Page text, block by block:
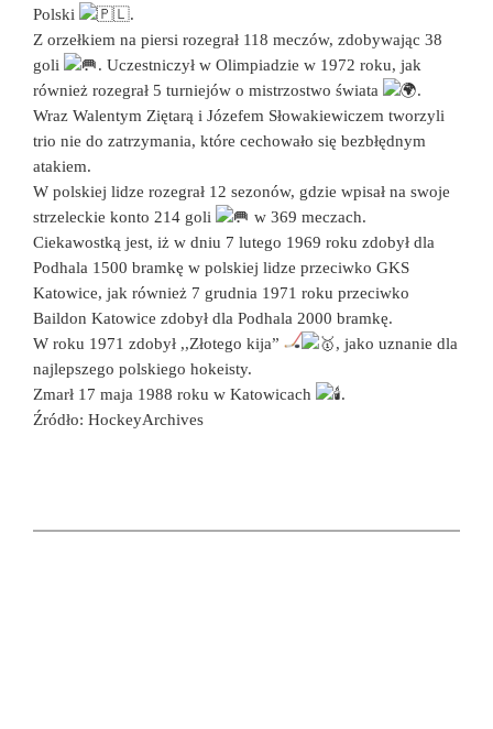
Polski
.
Z orzełkiem na piersi rozegrał 118 meczów, zdobywając 38
goli
. Uczestniczył w Olimpiadzie w 1972 roku, jak
również rozegrał 5 turniejów o mistrzostwo świata
.
Wraz Walentym Ziętarą i Józefem Słowakiewiczem tworzyli
trio nie do zatrzymania, które cechowało się bezbłędnym
atakiem.
W polskiej lidze rozegrał 12 sezonów, gdzie wpisał na swoje
strzeleckie konto 214 goli
w 369 meczach.
Ciekawostką jest, iż w dniu 7 lutego 1969 roku zdobył dla
Podhala 1500 bramkę w polskiej lidze przeciwko GKS
Katowice, jak również 7 grudnia 1971 roku przeciwko
Baildon Katowice zdobył dla Podhala 2000 bramkę.
W roku 1971 zdobył ,,Złotego kija”
, jako uznanie dla
najlepszego polskiego hokeisty.
Zmarł 17 maja 1988 roku w Katowicach
.
Źródło: HockeyArchives